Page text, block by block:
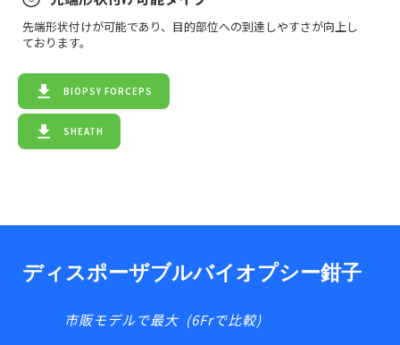
先端形状付けが可能であり、目的部位への到達しやすさが向上し
ております。
BIOPSY FORCEPS
SHEATH
ディスポーザブルバイオプシー鉗子
市販モデルで最大 (6Frで比較)